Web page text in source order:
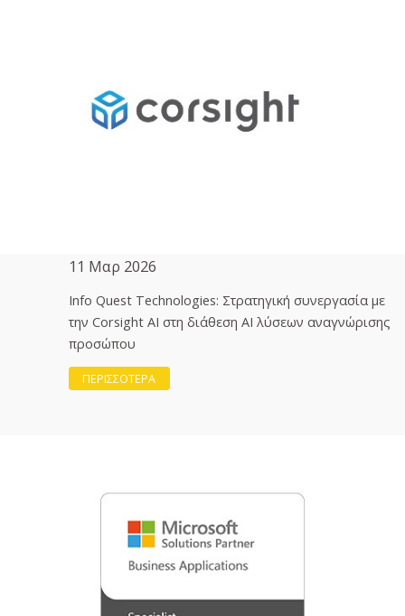
11 Μαρ 2026
Info Quest Technologies: Στρατηγική συνεργασία με
την Corsight AI στη διάθεση ΑΙ λύσεων αναγνώρισης
προσώπου
ΠΕΡΙΣΣΟΤΕΡΑ